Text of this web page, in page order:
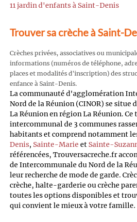
11 jardin d'enfants à Saint-Denis
Trouver sa crèche à Saint-
Crèches privées, associatives ou
informations (numéros de téléphone,
places et modalités d'inscription) des
enfance à Saint-Denis.
La communauté d'agglomération
Nord de la Réunion (CINOR) se situe
La Réunion en région La Réunion.
intercommunal de 3 communes
habitants et comprend notamment
Denis, Sainte-Marie et Sainte-
référencées, Trouversacreche.fr
de Intercommunale du Nord de la
leur recherche de mode de garde.
crèche, halte-garderie ou crèche
toutes les options disponibles et
qui convient le mieux à votre famille.